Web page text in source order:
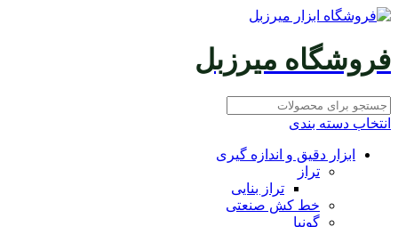
فروشگاه میرزبل
انتخاب دسته بندی
ابزار دقیق و اندازه گیری
تراز
تراز بنایی
خط کش صنعتی
گونیا